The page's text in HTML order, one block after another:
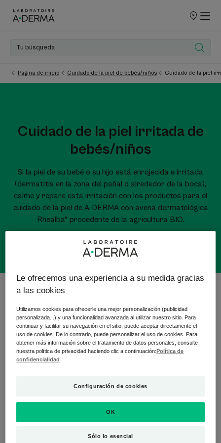
PUNTOS
Página de inicio Cuidado de la piel de bebés/niños Cuidado de la piel
Cuidado de la piel irritada de
bebés/niños
Si la piel de su bebé o su hijo está enrojecida e irritada
(dermatitis en la zona del pañal o alrededor de la boca),
calme y repare esta irritación con los productos para el
cuidado de la piel de A-DERMA con avena dermatológica
Rhealba® procedente de la agricultura BIO.
9 resultados "Cuidado de la piel irritada de
Roll-
on
efecto
refrescante
Roll-on efecto refrescante
Roll-
on
efecto
refrescante
Roll-on efecto refrescante
Le ofrecemos una experiencia a su medida gracias
a las cookies
Utilizamos cookies para ofrecerle una mejor personalización (publicidad
personalizada...) y una funcionalidad avanzada al utilizar nuestro sitio. Para
continuar y facilitar su navegación en el sitio, puede aceptar directamente el
uso de cookies. De lo contrario, puede personalizar el uso de cookies. Para
obtener más información sobre el tratamiento de datos personales, consulte
nuestra política de privacidad haciendo clic a continuación:Política de
confidencialidad
Configuración de cookies
Sólo lo esencial
OK